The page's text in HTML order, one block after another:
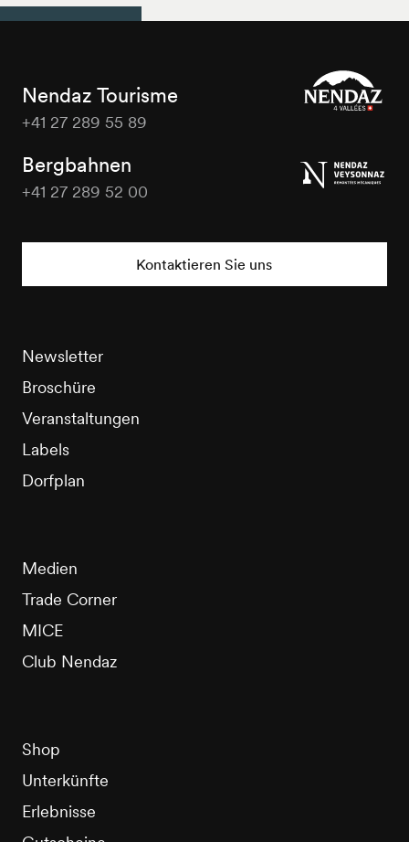
Nendaz Tourisme
+41 27 289 55 89
Bergbahnen
+41 27 289 52 00
Kontaktieren Sie uns
Newsletter
Broschüre
Veranstaltungen
Labels
Dorfplan
Medien
Trade Corner
MICE
Club Nendaz
Shop
Unterkünfte
Erlebnisse